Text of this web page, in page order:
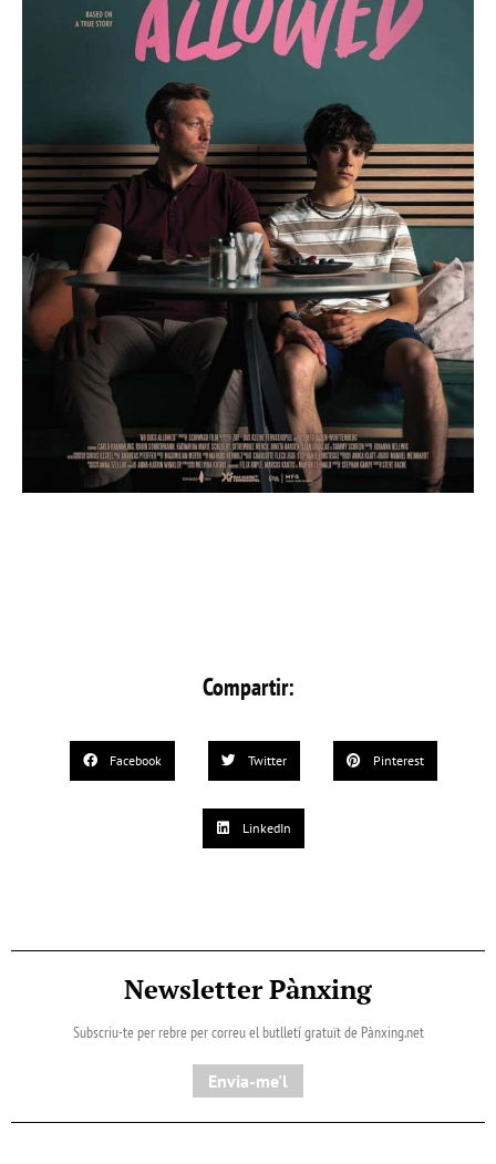
Compartir:
Facebook Twitter Pinterest
LinkedIn
Newsletter Pànxing
Subscriu-te per rebre per correu el butlletí gratuït de Pànxing.net​
Envia-me'l